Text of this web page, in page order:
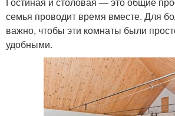
семья проводит время вместе. Для
важно, чтобы эти комнаты были
удобными.